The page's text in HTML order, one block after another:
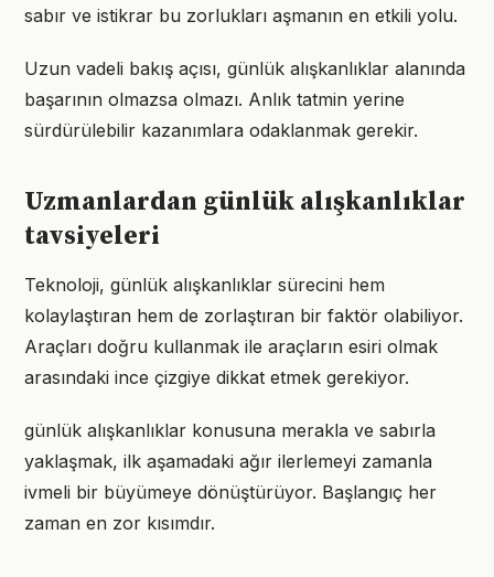
sabır ve istikrar bu zorlukları aşmanın en etkili yolu.
Uzun vadeli bakış açısı, günlük alışkanlıklar alanında
başarının olmazsa olmazı. Anlık tatmin yerine
sürdürülebilir kazanımlara odaklanmak gerekir.
Uzmanlardan günlük alışkanlıklar
tavsiyeleri
Teknoloji, günlük alışkanlıklar sürecini hem
kolaylaştıran hem de zorlaştıran bir faktör olabiliyor.
Araçları doğru kullanmak ile araçların esiri olmak
arasındaki ince çizgiye dikkat etmek gerekiyor.
günlük alışkanlıklar konusuna merakla ve sabırla
yaklaşmak, ilk aşamadaki ağır ilerlemeyi zamanla
ivmeli bir büyümeye dönüştürüyor. Başlangıç her
zaman en zor kısımdır.